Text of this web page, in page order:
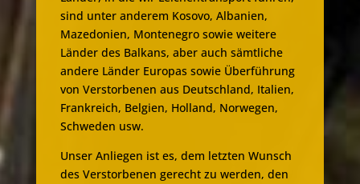
sind unter anderem Kosovo, Albanien,
Mazedonien, Montenegro sowie weitere
Länder des Balkans, aber auch sämtliche
andere Länder Europas sowie Überführung
von Verstorbenen aus Deutschland, Italien,
Frankreich, Belgien, Holland, Norwegen,
Schweden usw.
Unser Anliegen ist es, dem letzten Wunsch
des Verstorbenen gerecht zu werden, den